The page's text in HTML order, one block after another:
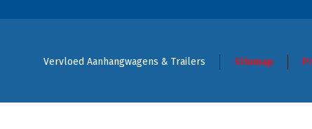
Vervloed Aanhangwagens & Trailers Sitemap